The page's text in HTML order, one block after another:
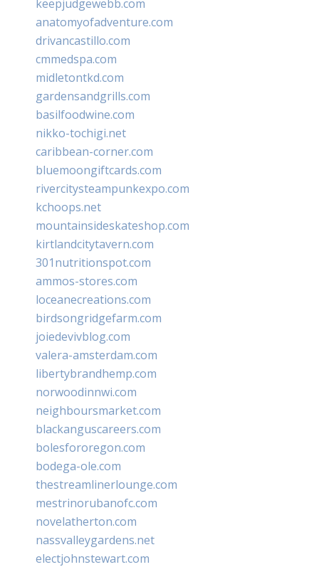
keepjudgewebb.com
anatomyofadventure.com
drivancastillo.com
cmmedspa.com
midletontkd.com
gardensandgrills.com
basilfoodwine.com
nikko-tochigi.net
caribbean-corner.com
bluemoongiftcards.com
rivercitysteampunkexpo.com
kchoops.net
mountainsideskateshop.com
kirtlandcitytavern.com
301nutritionspot.com
ammos-stores.com
loceanecreations.com
birdsongridgefarm.com
joiedevivblog.com
valera-amsterdam.com
libertybrandhemp.com
norwoodinnwi.com
neighboursmarket.com
blackanguscareers.com
bolesfororegon.com
bodega-ole.com
thestreamlinerlounge.com
mestrinorubanofc.com
novelatherton.com
nassvalleygardens.net
electjohnstewart.com